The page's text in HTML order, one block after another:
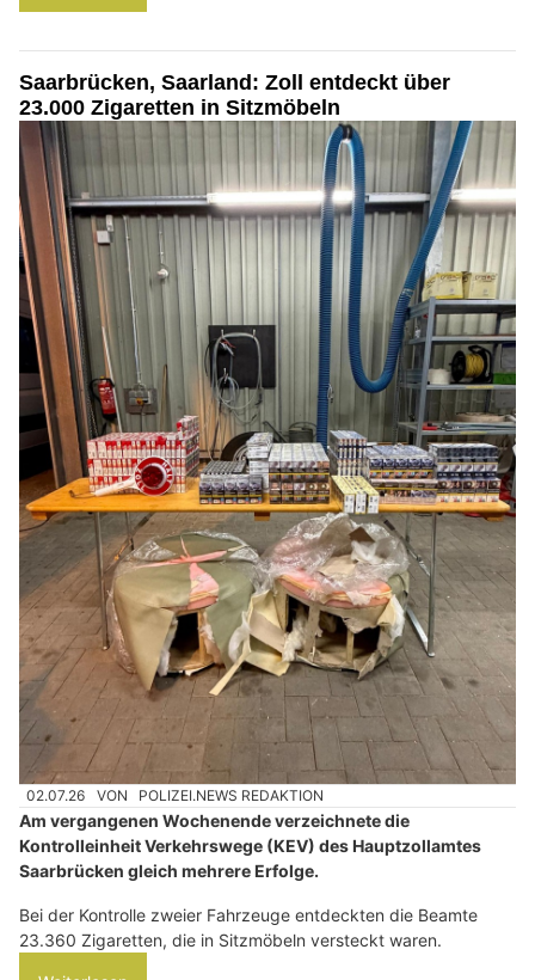
Saarbrücken, Saarland: Zoll entdeckt über
23.000 Zigaretten in Sitzmöbeln
02.07.26 VON POLIZEI.NEWS REDAKTION
Am vergangenen Wochenende verzeichnete die
Kontrolleinheit Verkehrswege (KEV) des Hauptzollamtes
Saarbrücken gleich mehrere Erfolge.
Bei der Kontrolle zweier Fahrzeuge entdeckten die Beamte
23.360 Zigaretten, die in Sitzmöbeln versteckt waren.